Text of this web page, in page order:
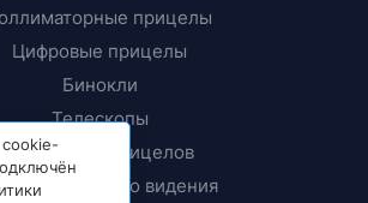
прицелы
Цифровые прицелы
Бинокли
Телескопы
Крепления прицелов
ночного видения
cookie-